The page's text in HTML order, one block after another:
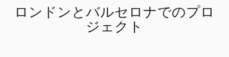
ロンドンとバルセロナでのプロ
ジェクト